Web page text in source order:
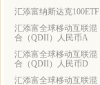
汇添富纳斯达克100ETF
汇添富全球移动互联混
合（QDII）人民币A
汇添富全球移动互联混
合（QDII）人民币D
汇添富全球移动互联混